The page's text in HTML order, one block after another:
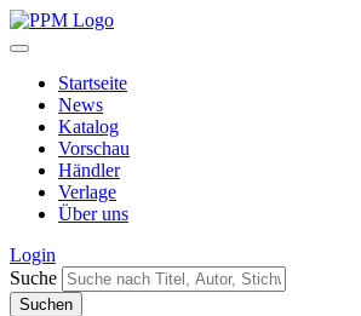
Startseite
News
Katalog
Vorschau
Händler
Verlage
Über uns
Login
Suche